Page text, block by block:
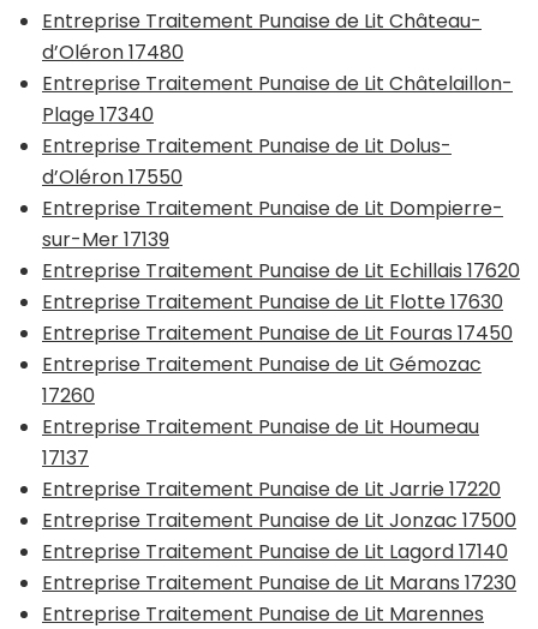
Entreprise Traitement Punaise de Lit Château-
d’Oléron 17480
Entreprise Traitement Punaise de Lit Châtelaillon-
Plage 17340
Entreprise Traitement Punaise de Lit Dolus-
d’Oléron 17550
Entreprise Traitement Punaise de Lit Dompierre-
sur-Mer 17139
Entreprise Traitement Punaise de Lit Echillais 17620
Entreprise Traitement Punaise de Lit Flotte 17630
Entreprise Traitement Punaise de Lit Fouras 17450
Entreprise Traitement Punaise de Lit Gémozac
17260
Entreprise Traitement Punaise de Lit Houmeau
17137
Entreprise Traitement Punaise de Lit Jarrie 17220
Entreprise Traitement Punaise de Lit Jonzac 17500
Entreprise Traitement Punaise de Lit Lagord 17140
Entreprise Traitement Punaise de Lit Marans 17230
Entreprise Traitement Punaise de Lit Marennes